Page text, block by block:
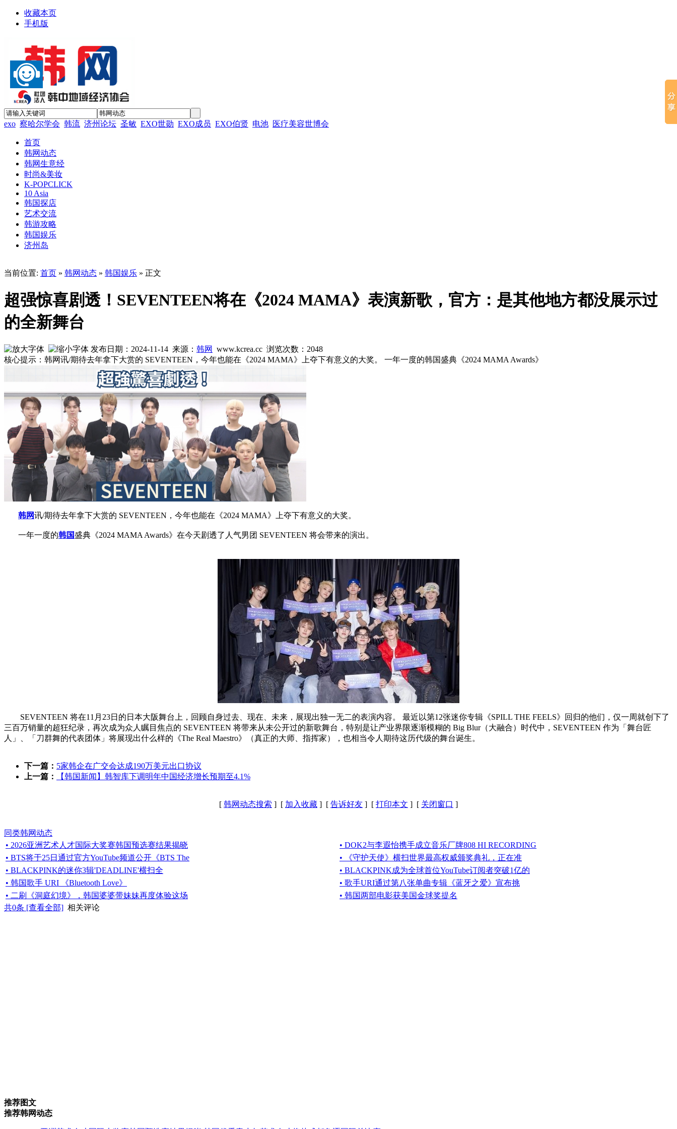
收藏本页
手机版
exo 察哈尔学会 韩流 济州论坛 圣敏 EXO世勋 EXO成员 EXO伯贤 电池 医疗美容世博会
首页
韩网动态
韩网生意经
时尚&美妆
K-POPCLICK
10 Asia
韩国探店
艺术交流
韩游攻略
韩国娱乐
济州岛
当前位置: 首页 » 韩网动态 » 韩国娱乐 » 正文
超强惊喜剧透！SEVENTEEN将在《2024 MAMA》表演新歌，官方：是其他地方都没展示过
的全新舞台
发布日期：2024-11-14 来源： 韩网 www.kcrea.cc 浏览次数： 2048
核心提示：韩网讯/期待去年拿下大赏的 SEVENTEEN，今年也能在《2024 MAMA》上夺下有意义的大奖。 一年一度的韩国盛典《2024 MAMA Awards》
韩网讯/期待去年拿下大赏的 SEVENTEEN，今年也能在《2024 MAMA》上夺下有意义的大奖。
一年一度的韩国盛典《2024 MAMA Awards》在今天剧透了人气男团 SEVENTEEN 将会带来的演出。
SEVENTEEN 将在11月23日的日本大阪舞台上，回顾自身过去、现在、未来，展现出独一无二的表演内容。 最近以第12张迷你专辑《SPILL THE FEELS》回归的他们，仅一周就创下了
三百万销量的超狂纪录，再次成为众人瞩目焦点的 SEVENTEEN 将带来从未公开过的新歌舞台，特别是让产业界限逐渐模糊的 Big Blur（大融合）时代中，SEVENTEEN 作为「舞台匠
人」、「刀群舞的代表团体」将展现出什么样的《The Real Maestro》（真正的大师、指挥家），也相当令人期待这历代级的舞台诞生。
下一篇： 5家韩企在广交会达成190万美元出口协议
上一篇：
【韩国新闻】韩智库下调明年中国经济增长预期至4.1%
[ 韩网动态搜索 ] [ 加入收藏 ] [ 告诉好友 ] [ 打印本文 ] [ 关闭窗口 ]
同类韩网动态
• 2026亚洲艺术人才国际大奖赛韩国预选赛结果揭晓
• DOK2与李遐怡携手成立音乐厂牌808 HI RECORDING
• BTS将于25日通过官方YouTube频道公开《BTS The
• 《守护天使》横扫世界最高权威颁奖典礼，正在准
• BLACKPINK的迷你3辑'DEADLINE'横扫全
• BLACKPINK成为全球首位YouTube订阅者突破1亿的
• 韩国歌手 URI 《Bluetooth Love》
• 歌手URI通过第八张单曲专辑《蓝牙之爱》宣布挑
• 二刷《洞庭幻境》，韩国婆婆带妹妹再度体验这场
• 韩国两部电影获美国金球奖提名
共0条 [查看全部] 相关评论
推荐图文
推荐韩网动态